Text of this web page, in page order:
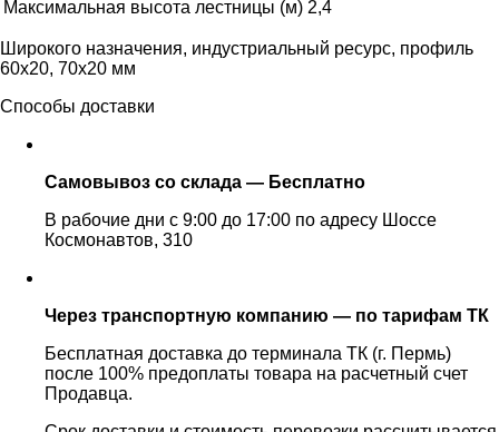
Максимальная высота лестницы (м) 2,4
Широкого назначения, индустриальный ресурс, профиль
60х20, 70х20 мм
Способы доставки
Самовывоз со склада — Бесплатно
В рабочие дни с 9:00 до 17:00 по адресу Шоссе
Космонавтов, 310
Через транспортную компанию — по тарифам ТК
Бесплатная доставка до терминала ТК (г. Пермь)
после 100% предоплаты товара на расчетный счет
Продавца.